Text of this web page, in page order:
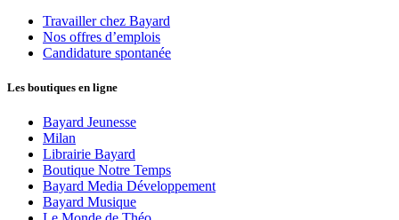
Travailler chez Bayard
Nos offres d’emplois
Candidature spontanée
Les boutiques en ligne
Bayard Jeunesse
Milan
Librairie Bayard
Boutique Notre Temps
Bayard Media Développement
Bayard Musique